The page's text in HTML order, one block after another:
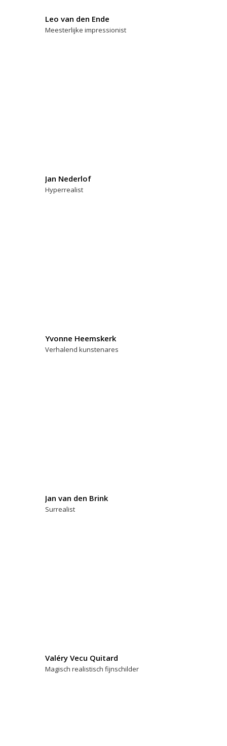
Leo van den Ende
Meesterlijke impressionist
Jan Nederlof
Hyperrealist
Yvonne Heemskerk
Verhalend kunstenares
Jan van den Brink
Surrealist
Valéry Vecu Quitard
Magisch realistisch fijnschilder